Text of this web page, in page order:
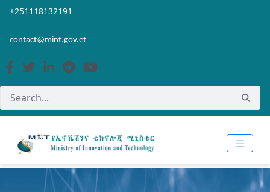
Skip to Main Content
Open Accessibility Menu
+251118132191
contact@mint.gov.et